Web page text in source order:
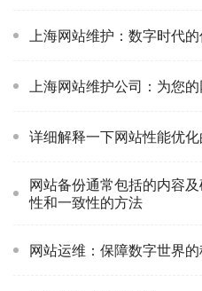
上海网站维护：数字时代
上海网站维护公司：为您
详细解释一下网站性能优
网站备份通常包括的内容
性和一致性的方法
网站运维：保障数字世界